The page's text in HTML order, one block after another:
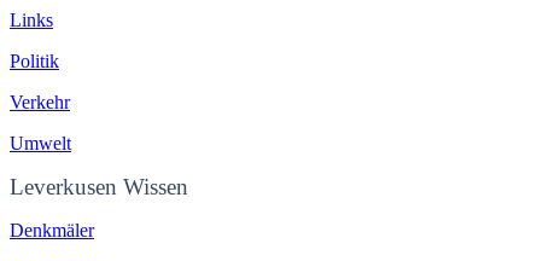
Links
Politik
Verkehr
Umwelt
Leverkusen Wissen
Denkmäler